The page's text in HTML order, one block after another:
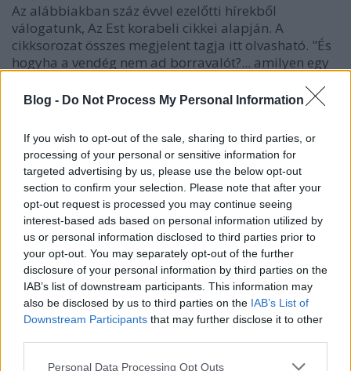
Blog - Do Not Process My Personal Information
If you wish to opt-out of the sale, sharing to third parties, or
processing of your personal or sensitive information for
targeted advertising by us, please use the below opt-out
section to confirm your selection. Please note that after your
opt-out request is processed you may continue seeing
interest-based ads based on personal information utilized by
us or personal information disclosed to third parties prior to
your opt-out. You may separately opt-out of the further
disclosure of your personal information by third parties on the
IAB’s list of downstream participants. This information may
also be disclosed by us to third parties on the IAB’s List of
Downstream Participants that may further disclose it to other
Please note that this website/app uses one or more Google
Personal Data Processing Opt Outs
Az alábbiakban száz évvel ezelőtti hírekből
válogatunk, Az Est korabeli cikkei alapján. A
cikksorozat összes megjelent tagja itt olvasható. "És
hogyha a vendég nem ad borravalót?... amilyen egy
úr!"